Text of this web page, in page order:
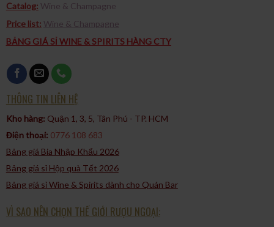
Catalog: Wine & Champagne
Price list: Wine & Champagne
BẢNG GIÁ SỈ WINE & SPIRITS HÀNG CTY
THÔNG TIN LIÊN HỆ
Kho hàng: Quận 1, 3, 5, Tân Phú - TP. HCM​
Điện thoại: 0776 108 683
Bảng giá Bia Nhập Khẩu 2026
Bảng giá sỉ Hộp quà Tết 2026
Bảng giá sỉ Wine & Spirits dành cho Quán Bar
VÌ SAO NÊN CHỌN THẾ GIỚI RƯỢU NGOẠI: